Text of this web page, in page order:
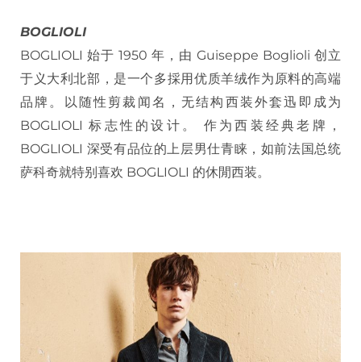
BOGLIOLI
BOGLIOLI 始于 1950 年，由 Guiseppe Boglioli 创立
于义大利北部，是一个多採用优质羊绒作为原料的高端
品牌。以随性剪裁闻名，无结构西装外套迅即成为
BOGLIOLI 标志性的设计。 作为西装经典老牌，
BOGLIOLI 深受有品位的上层男仕青睐，如前法国总统
萨科奇就特别喜欢 BOGLIOLI 的休閒西装。